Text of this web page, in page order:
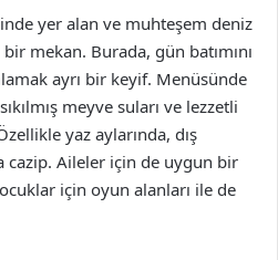
yer alan ve muhteşem deniz
mekan. Burada, gün batımını
ayrı bir keyif. Menüsünde
meyve suları ve lezzetli
yaz aylarında, dış
cazip. Aileler için de uygun bir
için oyun alanları ile de